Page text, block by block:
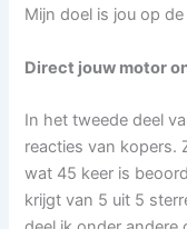
Mijn doel is jou op
Direct jouw motor
In het tweede deel
reacties van kopers.
wat 45 keer is
krijgt van 5 uit 5